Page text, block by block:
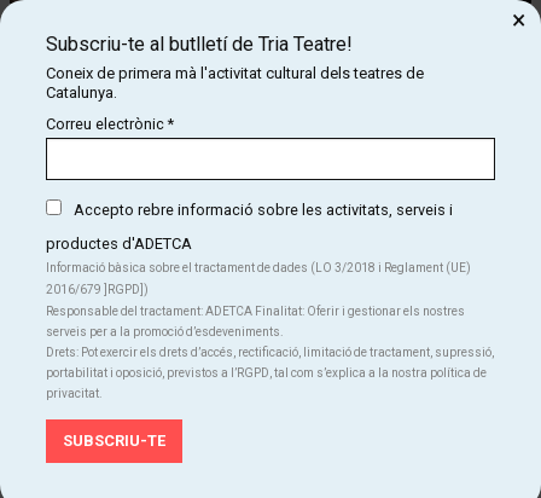
Diapositiva 2 de 4
Subscriu-te al butlletí de Tria Teatre!
Coneix de primera mà l'activitat cultural dels teatres de
Catalunya.
Correu electrònic*
Accepto rebre informació sobre les activitats, serveis i
productes d'ADETCA
Informació bàsica sobre el tractament de dades (LO 3/2018 i Reglament (UE)
2016/679 ]RGPD])
Responsable del tractament: ADETCA Finalitat: Oferir i gestionar els nostres
serveis per a la promoció d’esdeveniments.
Drets: Pot exercir els drets d’accés, rectificació, limitació de tractament, supressió,
portabilitat i oposició, previstos a l’RGPD, tal com s’explica a la nostra política de
privacitat.
×